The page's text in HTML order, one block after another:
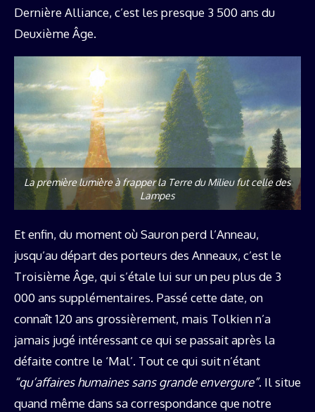
Dernière Alliance, c’est les presque 3 500 ans du
Deuxième Âge.
La première lumière à frapper la Terre du Milieu fut celle des
Lampes
Et enfin, du moment où Sauron perd l’Anneau,
jusqu’au départ des porteurs des Anneaux, c’est le
Troisième Âge, qui s’étale lui sur un peu plus de 3
000 ans supplémentaires. Passé cette date, on
connaît 120 ans grossièrement, mais Tolkien n’a
jamais jugé intéressant ce qui se passait après la
défaite contre le ‘Mal’. Tout ce qui suit n’étant
“qu’affaires humaines sans grande envergure”. Il situe
quand même dans sa correspondance que notre